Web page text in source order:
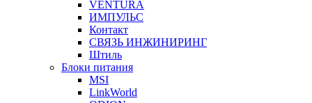
VENTURA
ИМПУЛЬС
Контакт
СВЯЗЬ ИНЖИНИРИНГ
Штиль
Блоки питания
MSI
LinkWorld